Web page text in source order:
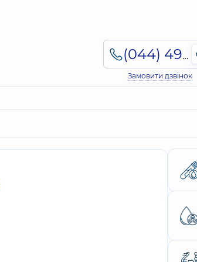
(044) 495-2-888
Замовити дзвінок